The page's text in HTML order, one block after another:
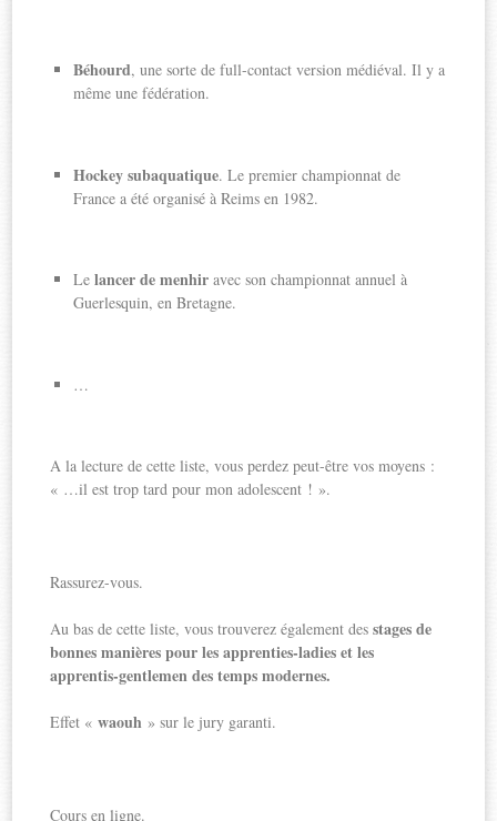
Béhourd, une sorte de full-contact version médiéval. Il y a
même une fédération.
Hockey subaquatique. Le premier championnat de
France a été organisé à Reims en 1982.
Lelancer de menhir avec son championnat annuel à
Guerlesquin, en Bretagne.
…
A la lecture de cette liste, vous perdez peut-être vos moyens :
« …il est trop tard pour mon adolescent ! ».
Rassurez-vous.
Au bas de cette liste, vous trouverez également desstages de
bonnes manières pour les apprenties-ladies et les
apprentis-gentlemen des temps modernes.
Effet «waouh » sur le jury garanti.
Cours en ligne.